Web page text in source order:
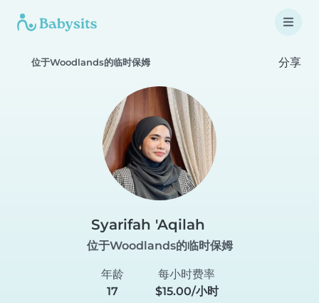
位于Woodlands的临时保姆 分享
Syarifah 'Aqilah
位于Woodlands的临时保姆
年龄
17
每小时费率
$15.00/小时